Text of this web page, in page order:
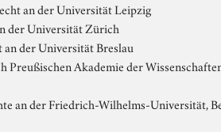
an der Universität Leipzig
der Universität Zürich
der Universität Breslau
Preußischen Akademie der
an der Friedrich-Wilhelms-Universität,